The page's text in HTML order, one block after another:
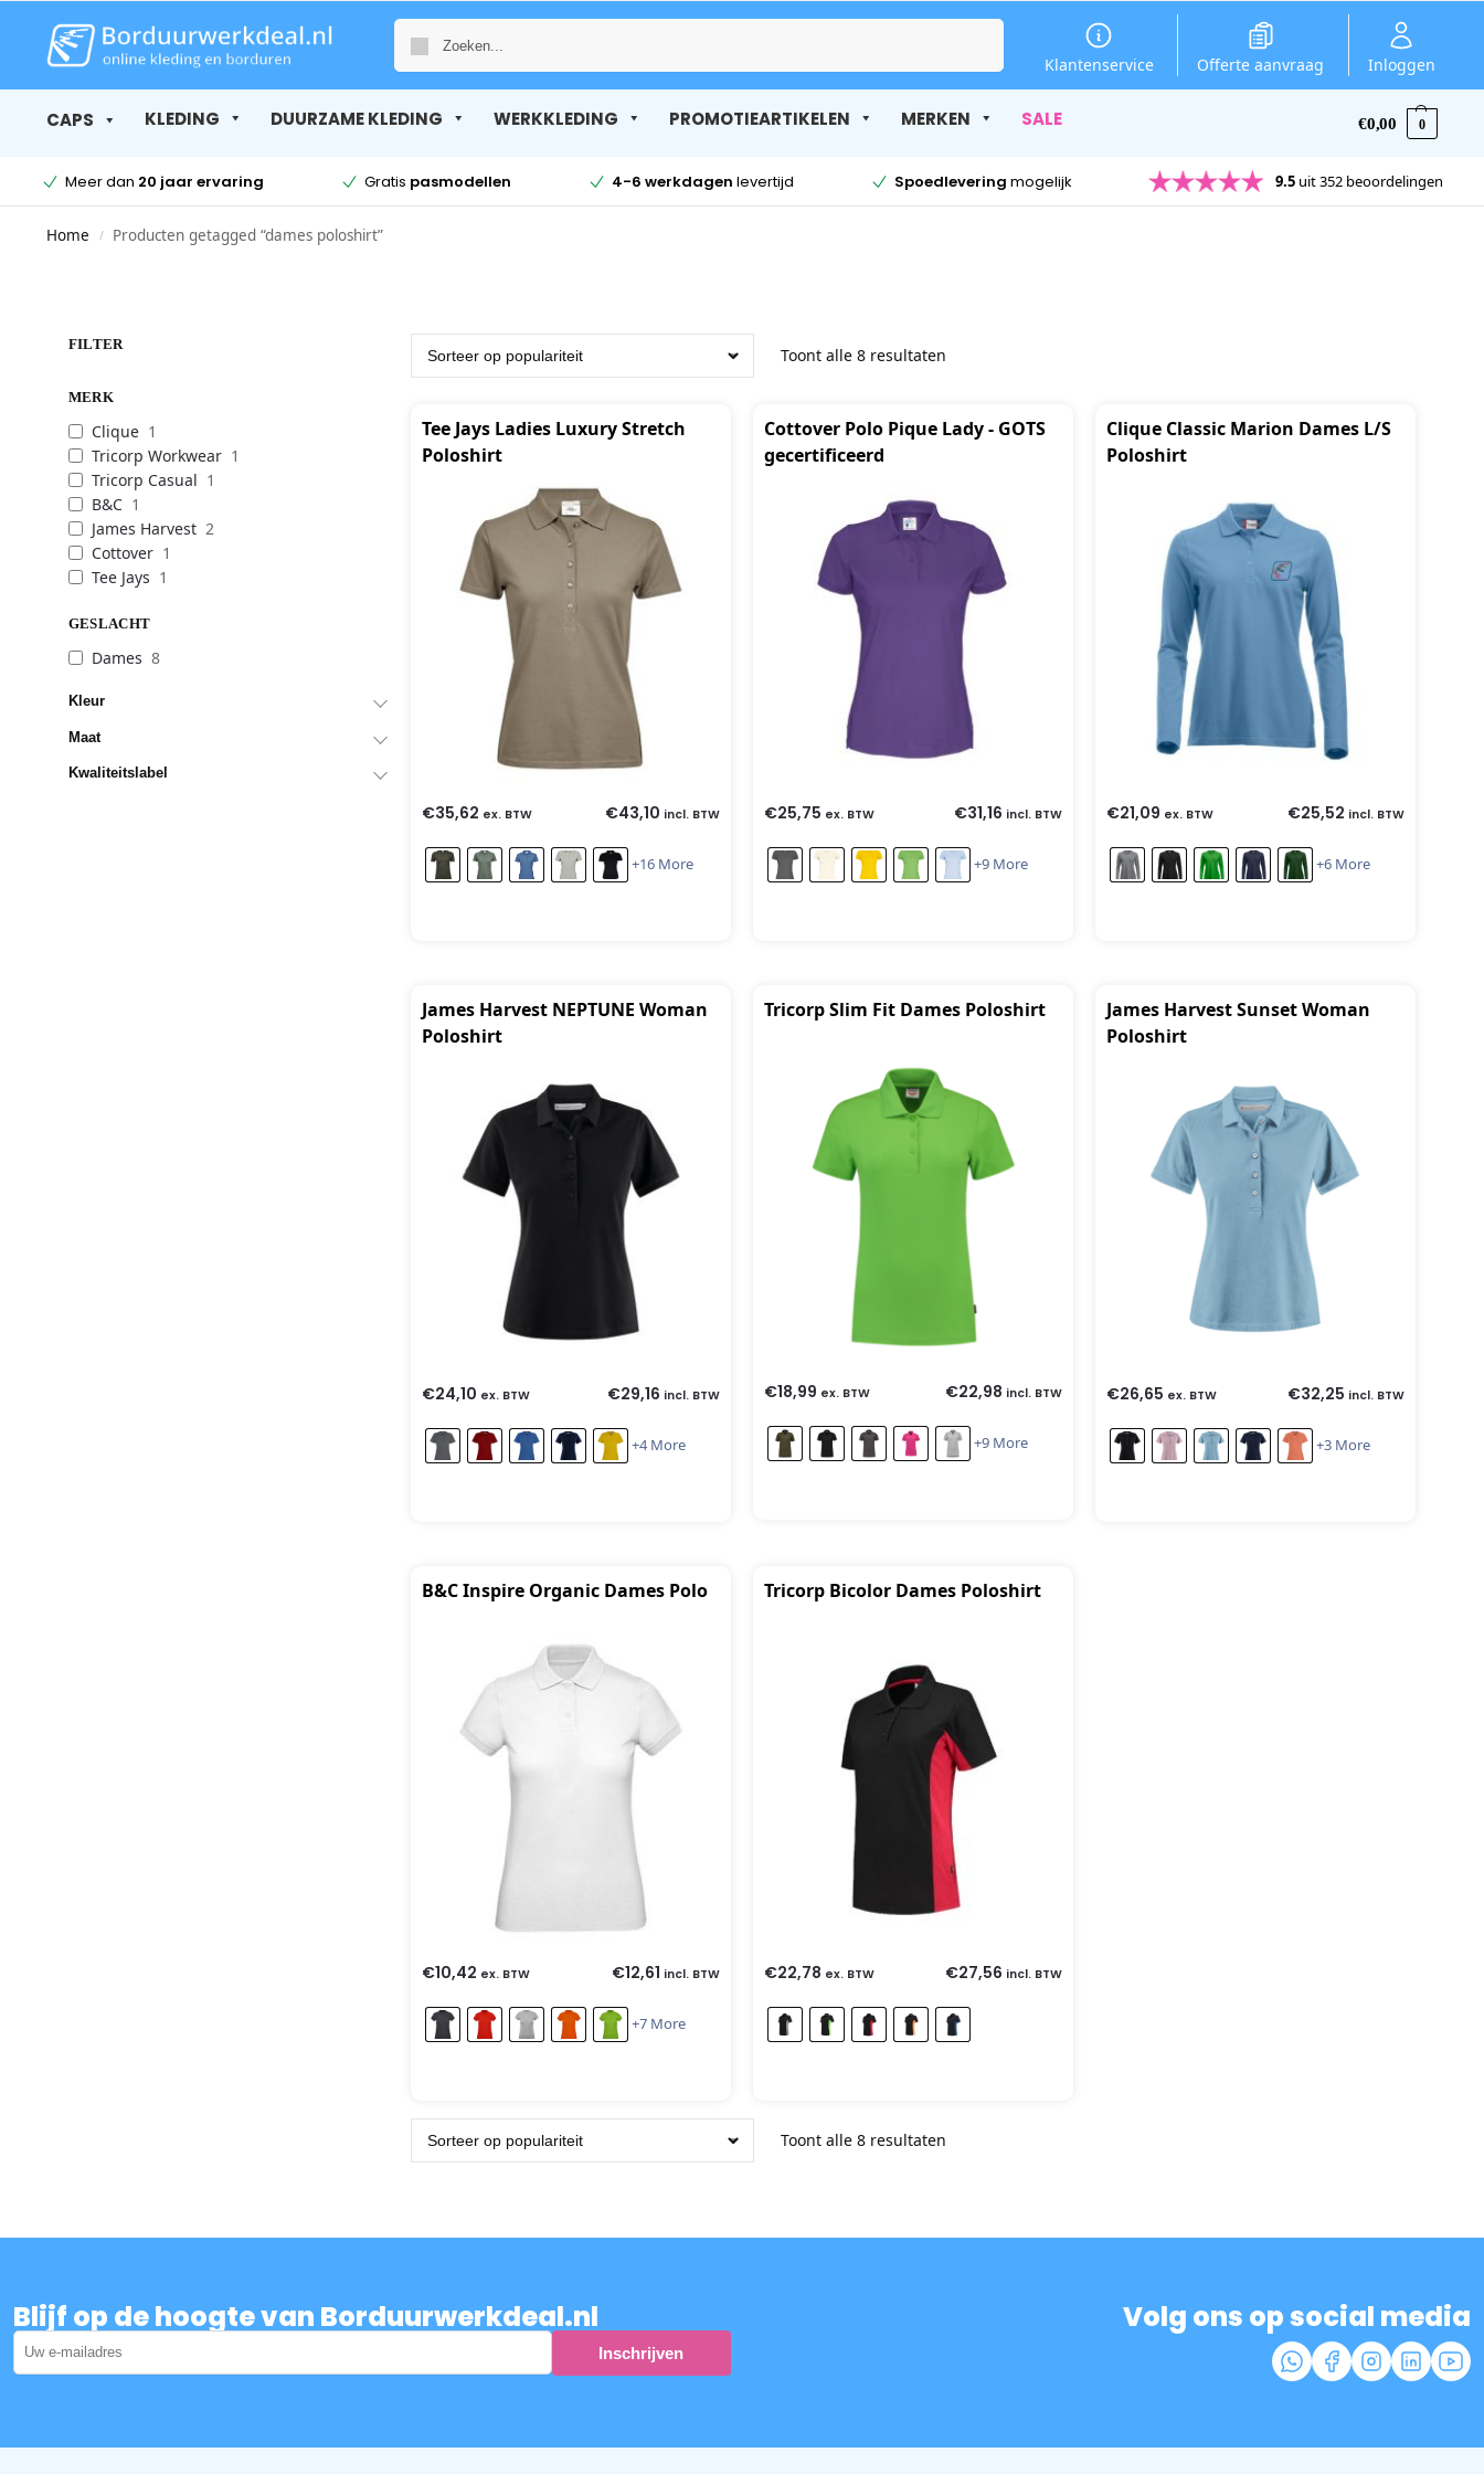
Klantenservice Offerte aanvraag Inloggen
CAPS KLEDING DUURZAME KLEDING WERKKLEDING PROMOTIEARTIKELEN MERKEN SALE €0,00 0
Meer dan 20 jaar ervaring Gratis pasmodellen 4-6 werkdagen levertijd Spoedlevering mogelijk 9.5 uit 352 beoordelingen
Home / Producten getagged “dames poloshirt”
FILTER
MERK
Clique 1
Tricorp Workwear 1
Tricorp Casual 1
B&C 1
James Harvest 2
Cottover 1
Tee Jays 1
GESLACHT
Dames 8
Kleur
Maat
Kwaliteitslabel
Toont alle 8 resultaten
Tee Jays Ladies Luxury Stretch
Poloshirt
€35,62 ex. BTW €43,10 incl. BTW
+16 More
Cottover Polo Pique Lady - GOTS
gecertificeerd
€25,75 ex. BTW €31,16 incl. BTW
+9 More
Clique Classic Marion Dames L/S
Poloshirt
€21,09 ex. BTW €25,52 incl. BTW
+6 More
James Harvest NEPTUNE Woman
Poloshirt
€24,10 ex. BTW €29,16 incl. BTW
+4 More
Tricorp Slim Fit Dames Poloshirt
€18,99 ex. BTW €22,98 incl. BTW
+9 More
James Harvest Sunset Woman
Poloshirt
€26,65 ex. BTW €32,25 incl. BTW
+3 More
B&C Inspire Organic Dames Polo
€10,42 ex. BTW €12,61 incl. BTW
+7 More
Tricorp Bicolor Dames Poloshirt
€22,78 ex. BTW €27,56 incl. BTW
Toont alle 8 resultaten
Blijf op de hoogte van Borduurwerkdeal.nl Volg ons op social media